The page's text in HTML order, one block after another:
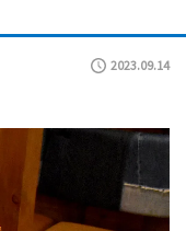
2023.09.14